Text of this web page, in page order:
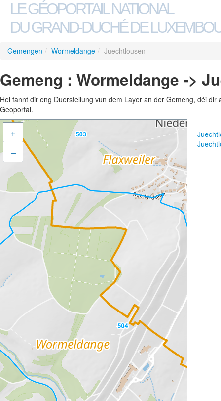
LE GÉOPORTAIL NATIONAL
DU GRAND-DUCHÉ DE
Gemengen / Wormeldange / Juechtlousen
Gemeng : Wormeldange ->
Hei fannt dir eng Duerstellung vun dem Layer an der Gemeng, déi
Geoportal.
+
–